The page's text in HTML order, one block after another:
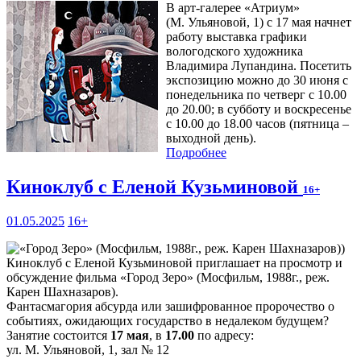
В арт-галерее «Атриум»
(М. Ульяновой, 1) с 17 мая начнет
работу выставка графики
вологодского художника
Владимира Лупандина. Посетить
экспозицию можно до 30 июня с
понедельника по четверг с 10.00
до 20.00; в субботу и воскресенье
с 10.00 до 18.00 часов (пятница –
выходной день).
Подробнее
Киноклуб с Еленой Кузьминовой 16+
01.05.2025 16+
Киноклуб с Еленой Кузьминовой приглашает на просмотр и
обсуждение фильма «Город Зеро» (Мосфильм, 1988г., реж.
Карен Шахназаров).
Фантасмагория абсурда или зашифрованное пророчество о
событиях, ожидающих государство в недалеком будущем?
Занятие состоится 17 мая, в 17.00 по адресу:
ул. М. Ульяновой, 1, зал № 12